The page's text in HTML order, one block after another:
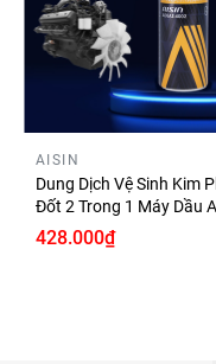
AISIN
Dung Dịch Vệ Sinh Kim
Đốt 2 Trong 1 Máy Dầu
250ml ADEAZ-4002 Phụ Gia Làm
Sạch Hệ Thống Nhiên
428.000₫